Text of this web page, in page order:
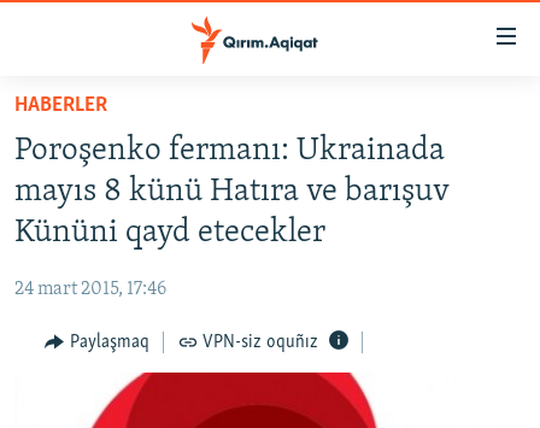
Esas
qaytmaq
Baş
navigatsiyağa
qaytmaq
Qıdıruvğa
SİYASET
İQTİSADİYAT
MEDENİYET
İNSAN AQLARI
HABERLER
Poroşenko fermanı: Ukrainada
mayıs 8 künü Hatıra ve barışuv
Kününi qayd etecekler
24 mart 2015, 17:46
Paylaşmaq VPN-siz oquñız